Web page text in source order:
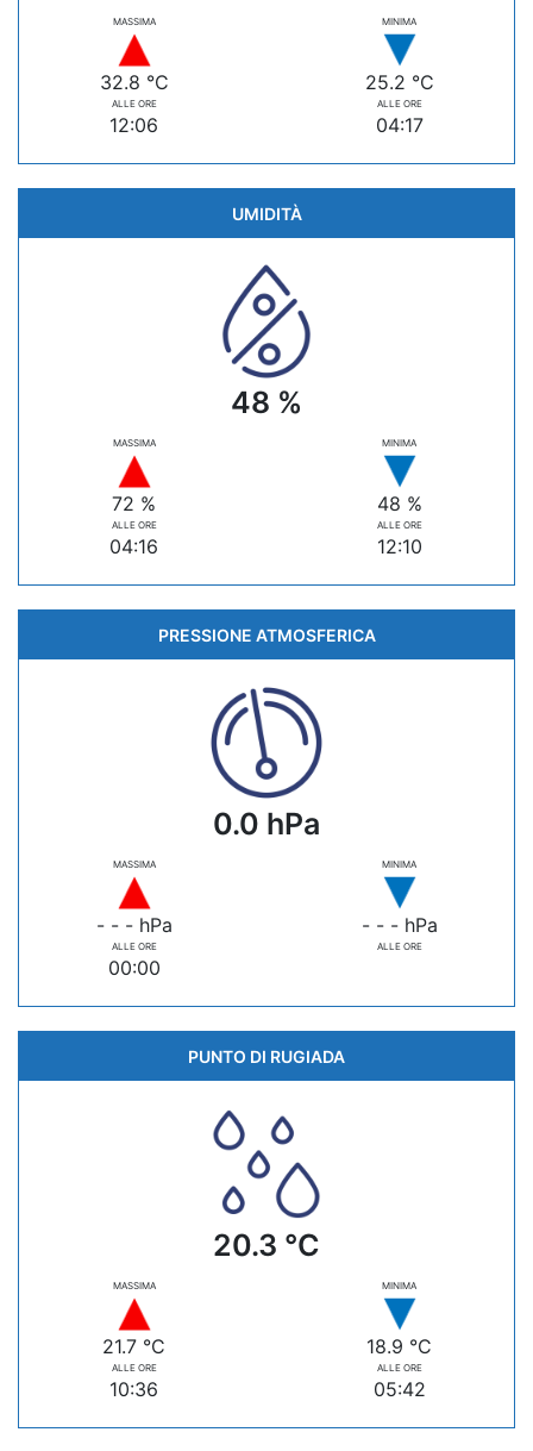
MASSIMA
32.8 °C
ALLE ORE
12:06
MINIMA
25.2 °C
ALLE ORE
04:17
UMIDITÀ
48 %
MASSIMA
72 %
ALLE ORE
04:16
MINIMA
48 %
ALLE ORE
12:10
PRESSIONE ATMOSFERICA
0.0 hPa
MASSIMA
- - - hPa
ALLE ORE
00:00
MINIMA
- - - hPa
ALLE ORE
PUNTO DI RUGIADA
20.3 °C
MASSIMA
21.7 °C
ALLE ORE
10:36
MINIMA
18.9 °C
ALLE ORE
05:42